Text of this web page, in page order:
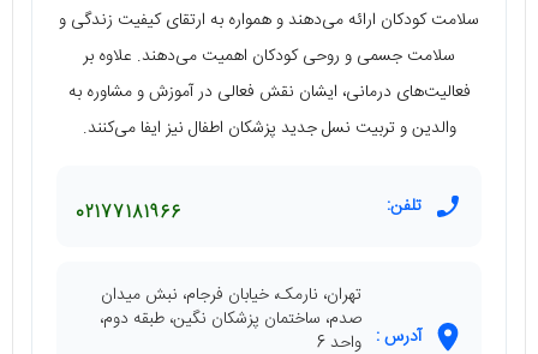
سلامت کودکان ارائه می‌دهند و همواره به ارتقای کیفیت زندگی و
سلامت جسمی و روحی کودکان اهمیت می‌دهند. علاوه بر
فعالیت‌های درمانی، ایشان نقش فعالی در آموزش و مشاوره به
والدین و تربیت نسل جدید پزشکان اطفال نیز ایفا می‌کنند.
تلفن: 02177181966
آدرس :
تهران، نارمک، خیابان فرجام، نبش میدان
صدم، ساختمان پزشکان نگین، طبقه دوم،
واحد 6